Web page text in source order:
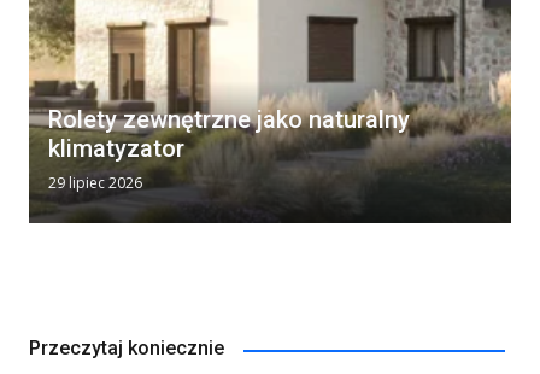
Rolety zewnętrzne jako naturalny
klimatyzator
29 lipiec 2026
Przeczytaj koniecznie